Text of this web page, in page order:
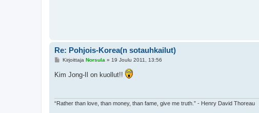
Re: Pohjois-Korea(n sotauhkailut)
V
s
Kirjoittaja Norsula» 19 Joulu 2011, 13:56
Kim Jong-Il on kuollut!!
“Rather than love, than money, than fame, give me truth.” - Henry David Thoreau